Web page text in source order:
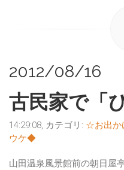
2012/08/16
古民家で「
14:29:08, カテゴリ: ☆お出か
ウケ◆
山田温泉風景館前の朝日屋